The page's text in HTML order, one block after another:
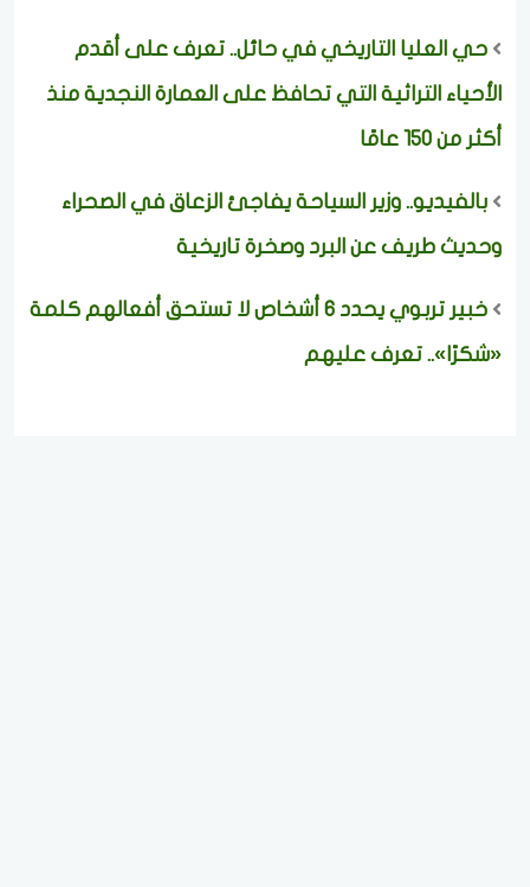
حي العليا التاريخي في حائل.. تعرف على أقدم
الأحياء التراثية التي تحافظ على العمارة النجدية منذ
أكثر من 150 عامًا
بالفيديو.. وزير السياحة يفاجئ الزعاق في الصحراء
وحديث طريف عن البرد وصخرة تاريخية
خبير تربوي يحدد 6 أشخاص لا تستحق أفعالهم كلمة
«شكرًا».. تعرف عليهم